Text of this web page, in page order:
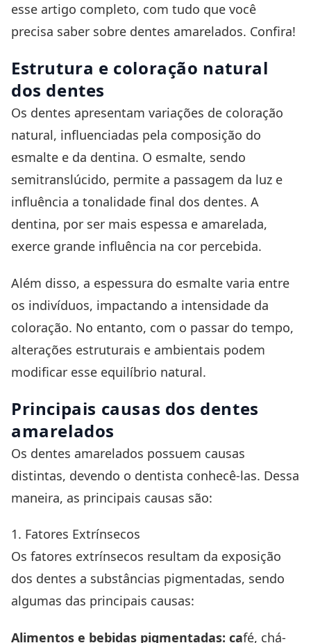
esse artigo completo, com tudo que você
precisa saber sobre dentes amarelados. Confira!
Estrutura e coloração natural
dos dentes
Os dentes apresentam variações de coloração
natural, influenciadas pela composição do
esmalte e da dentina. O esmalte, sendo
semitranslúcido, permite a passagem da luz e
influência a tonalidade final dos dentes. A
dentina, por ser mais espessa e amarelada,
exerce grande influência na cor percebida.
Além disso, a espessura do esmalte varia entre
os indivíduos, impactando a intensidade da
coloração. No entanto, com o passar do tempo,
alterações estruturais e ambientais podem
modificar esse equilíbrio natural.
Principais causas dos dentes
amarelados
Os dentes amarelados possuem causas
distintas, devendo o dentista conhecê-las. Dessa
maneira, as principais causas são:
1. Fatores Extrínsecos
Os fatores extrínsecos resultam da exposição
dos dentes a substâncias pigmentadas, sendo
algumas das principais causas:
Alimentos e bebidas pigmentadas: café, chá-